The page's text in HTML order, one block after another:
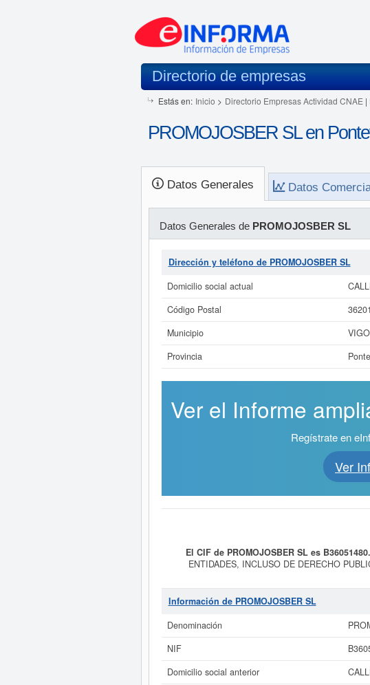
Directorio de empresas
Estás en: Inicio > Directorio Empresas Actividad CNAE |
PROMOJOSBER SL en
Datos Generales Datos
Datos Generales de PROMOJOSBER SL
Dirección y teléfono de PROMOJOSBER SL
Domicilio social actual
Código Postal
36201
Municipio
VIGO
Provincia
Ver el Informe
Regístrate en
Ver
El CIF de PROMOJOSBER SL es B36051480.
ENTIDADES, INCLUSO DE DERECHO
JURIDICAS. ACTIVIDAD INMOBILIARIA.
está incluida dentro de la categoría CNAE
Clasificación de actividades empresariales, la
presente página puede consultar a qué
Si está interesado en conocer más datos
PROMOJOSBER SL y consultar los
Información de PROMOJOSBER SL
Denominación
NIF
Domicilio social anterior